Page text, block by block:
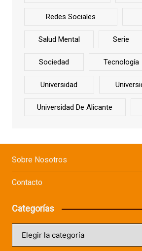
Redes Sociales
Salud Mental Serie
Sociedad Tecnología
Universidad
Universidad De Alicante
Sobre Nosotros
Contacto
Categorías